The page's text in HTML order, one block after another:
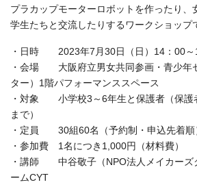
プラカップモーターロボットを作ったり、
学生たちと交流したりするワークショップ
・日時 2023年7月30日（日）14：00～
・会場 大阪府立男女共同参画・青少年
ター）1階パフォーマンススペース
・対象 小学校3～6年生と保護者（保護
まで）
・定員 30組60名（予約制・申込先着順
・参加費 1名につき1,000円（材料費）
・講師 中谷敬子（NPO法人メイカーズ
ームCYT